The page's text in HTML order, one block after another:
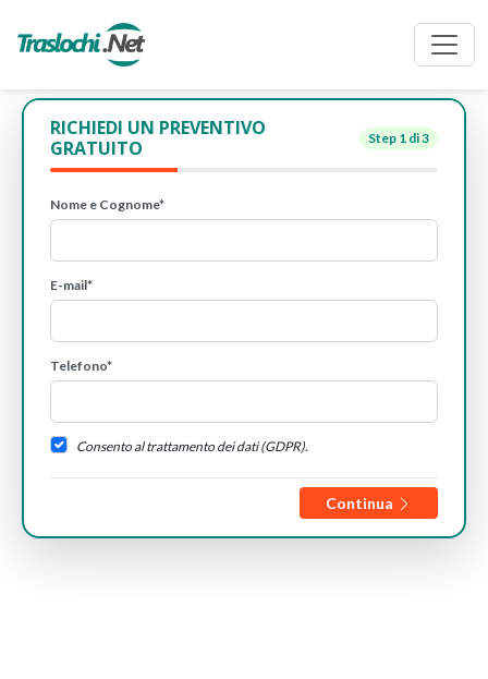
RICHIEDI UN PREVENTIVO
GRATUITO
Step 1 di 3
Nome e Cognome*
E-mail*
Telefono*
Consento al trattamento dei dati (GDPR).
Continua